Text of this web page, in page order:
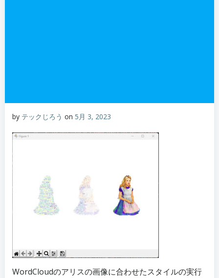
by テックじろう on 5月 3, 2023
WordCloudのアリスの画像に合わせたスタイルの実行